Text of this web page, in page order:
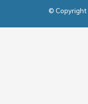
© Copyright